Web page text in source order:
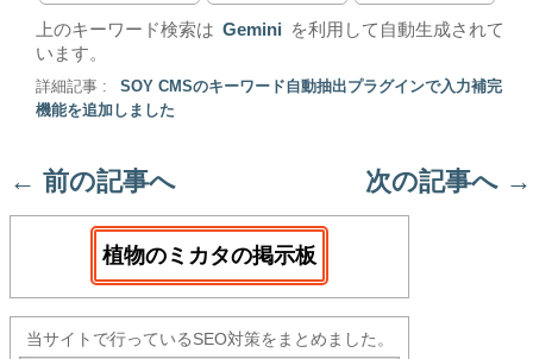
上のキーワード検索は Gemini
を利用して自動生成されて
います。
詳細記事 :
SOY CMSのキーワード自動抽出プラグインで入力補完
機能を追加しました
← 前の記事へ 次の記事へ →
植物のミカタの掲示板
当サイトで行っているSEO対策をまとめました。